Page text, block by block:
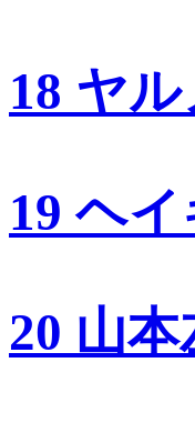
18 ヤ
19 ヘ
20 山